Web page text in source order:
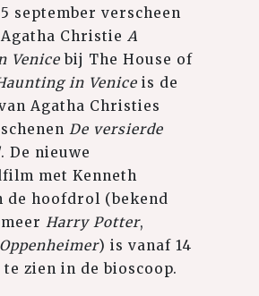
september verscheen
Christie A
Venicebij The House of
in Venice is de
Agatha Christies
De versierde
. De nieuwe
met Kenneth
de hoofdrol (bekend
Harry Potter,
Oppenheimer) is vanaf 14
zien in de bioscoop.